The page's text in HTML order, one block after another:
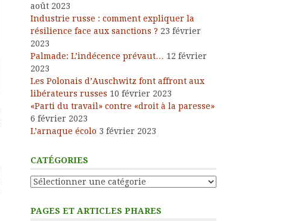
août 2023
Industrie russe : comment expliquer la
résilience face aux sanctions ? 23 février
2023
Palmade: L’indécence prévaut… 12 février
2023
Les Polonais d’Auschwitz font affront aux
libérateurs russes 10 février 2023
«Parti du travail» contre «droit à la paresse»
6 février 2023
L’arnaque écolo 3 février 2023
CATÉGORIES
Catégories
PAGES ET ARTICLES PHARES